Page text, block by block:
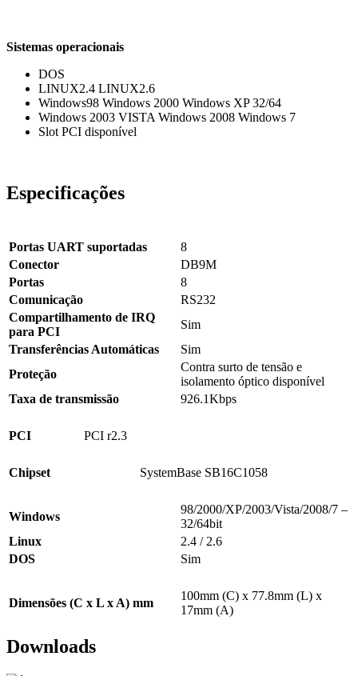
Sistemas operacionais
DOS
LINUX2.4 LINUX2.6
Windows98 Windows 2000 Windows XP 32/64
Windows 2003 VISTA Windows 2008 Windows 7
Slot PCI disponível
Especificações
Portas UART suportadas
8
Conector
DB9M
Portas
8
Comunicação
RS232
Compartilhamento de IRQ
para PCI
Sim
Transferências Automáticas
Sim
Proteção
Contra surto de tensão e
isolamento óptico disponível
Taxa de transmissão
926.1Kbps
PCI
PCI r2.3
Chipset
SystemBase SB16C1058
Windows
98/2000/XP/2003/Vista/2008/7 –
32/64bit
Linux
2.4 / 2.6
DOS
Sim
Dimensões (C x L x A) mm
100mm (C) x 77.8mm (L) x
17mm (A)
Downloads